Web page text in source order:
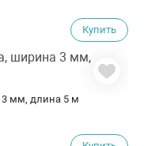
Купить
3 мм, длина 5 м